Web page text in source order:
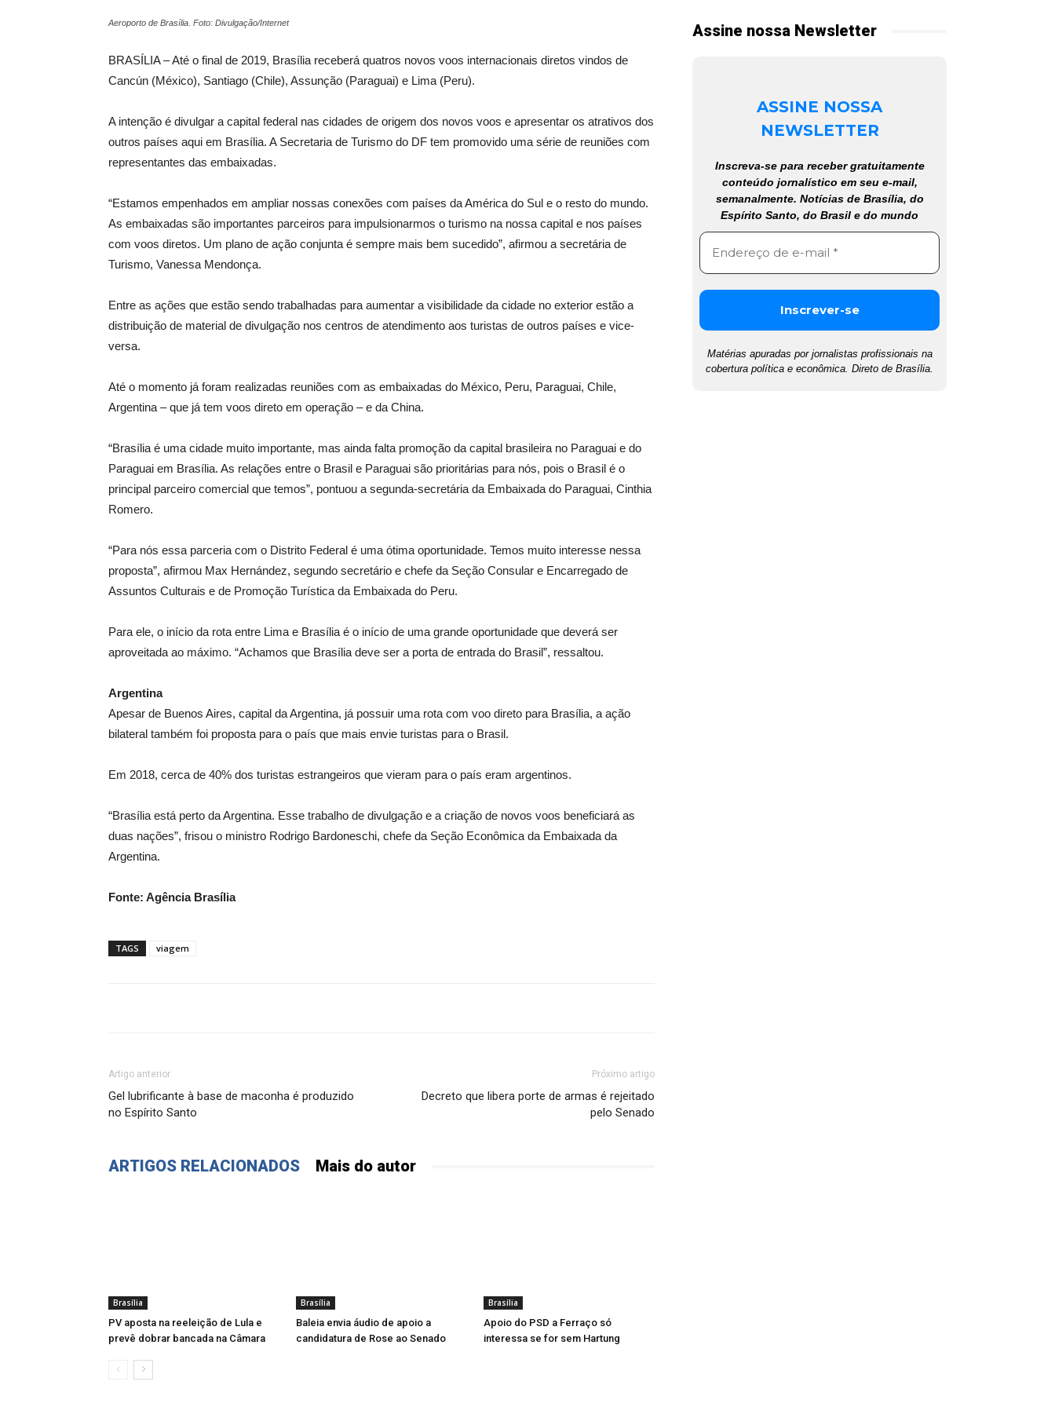
Aeroporto de Brasília. Foto: Divulgação/Internet
BRASÍLIA – Até o final de 2019, Brasília receberá quatros novos voos internacionais diretos vindos de
Cancún (México), Santiago (Chile), Assunção (Paraguai) e Lima (Peru).
A intenção é divulgar a capital federal nas cidades de origem dos novos voos e apresentar os atrativos dos
outros países aqui em Brasília. A Secretaria de Turismo do DF tem promovido uma série de reuniões com
representantes das embaixadas.
“Estamos empenhados em ampliar nossas conexões com países da América do Sul e o resto do mundo.
As embaixadas são importantes parceiros para impulsionarmos o turismo na nossa capital e nos países
com voos diretos. Um plano de ação conjunta é sempre mais bem sucedido”, afirmou a secretária de
Turismo, Vanessa Mendonça.
Entre as ações que estão sendo trabalhadas para aumentar a visibilidade da cidade no exterior estão a
distribuição de material de divulgação nos centros de atendimento aos turistas de outros países e vice-
versa.
Até o momento já foram realizadas reuniões com as embaixadas do México, Peru, Paraguai, Chile,
Argentina – que já tem voos direto em operação – e da China.
“Brasília é uma cidade muito importante, mas ainda falta promoção da capital brasileira no Paraguai e do
Paraguai em Brasília. As relações entre o Brasil e Paraguai são prioritárias para nós, pois o Brasil é o
principal parceiro comercial que temos”, pontuou a segunda-secretária da Embaixada do Paraguai, Cinthia
Romero.
“Para nós essa parceria com o Distrito Federal é uma ótima oportunidade. Temos muito interesse nessa
proposta”, afirmou Max Hernández, segundo secretário e chefe da Seção Consular e Encarregado de
Assuntos Culturais e de Promoção Turística da Embaixada do Peru.
Para ele, o início da rota entre Lima e Brasília é o início de uma grande oportunidade que deverá ser
aproveitada ao máximo. “Achamos que Brasília deve ser a porta de entrada do Brasil”, ressaltou.
Argentina
Apesar de Buenos Aires, capital da Argentina, já possuir uma rota com voo direto para Brasília, a ação
bilateral também foi proposta para o país que mais envie turistas para o Brasil.
Em 2018, cerca de 40% dos turistas estrangeiros que vieram para o país eram argentinos.
“Brasília está perto da Argentina. Esse trabalho de divulgação e a criação de novos voos beneficiará as
duas nações”, frisou o ministro Rodrigo Bardoneschi, chefe da Seção Econômica da Embaixada da
Argentina.
Fonte: Agência Brasília
TAGS viagem
Artigo anterior
Gel lubrificante à base de maconha é produzido
no Espírito Santo
Próximo artigo
Decreto que libera porte de armas é rejeitado
pelo Senado
ARTIGOS RELACIONADOS Mais do autor
Brasília
PV aposta na reeleição de Lula e
prevê dobrar bancada na Câmara
Brasília
Baleia envia áudio de apoio a
candidatura de Rose ao Senado
Brasília
Apoio do PSD a Ferraço só
interessa se for sem Hartung
Assine nossa Newsletter
ASSINE NOSSA
NEWSLETTER
Inscreva-se para receber gratuitamente
conteúdo jornalístico em seu e-mail,
semanalmente. Notícias de Brasília, do
Espírito Santo, do Brasil e do mundo
Matérias apuradas por jornalistas profissionais na
cobertura política e econômica. Direto de Brasília.